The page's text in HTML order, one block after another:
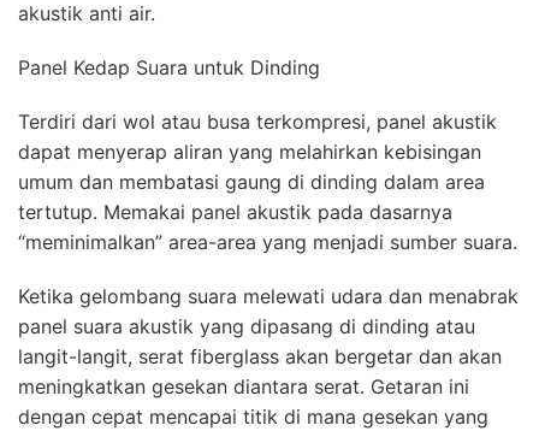
akustik anti air.
Panel Kedap Suara untuk Dinding
Terdiri dari wol atau busa terkompresi, panel akustik
dapat menyerap aliran yang melahirkan kebisingan
umum dan membatasi gaung di dinding dalam area
tertutup. Memakai panel akustik pada dasarnya
“meminimalkan” area-area yang menjadi sumber suara.
Ketika gelombang suara melewati udara dan menabrak
panel suara akustik yang dipasang di dinding atau
langit-langit, serat fiberglass akan bergetar dan akan
meningkatkan gesekan diantara serat. Getaran ini
dengan cepat mencapai titik di mana gesekan yang